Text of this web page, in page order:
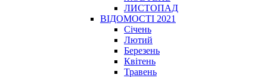
ЛИСТОПАД
ВІДОМОСТІ 2021
Січень
Лютий
Березень
Квітень
Травень